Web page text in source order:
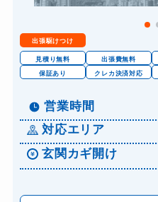
出張駆けつけ
見積り無料 出張費無料
保証あり
クレカ決済対応
営業時間
対応エリア
玄関カギ開け